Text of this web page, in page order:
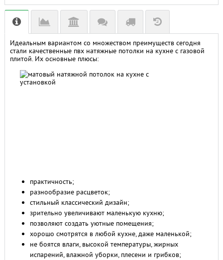
Идеальным вариантом со множеством преимуществ сегодня
стали качественные пвх натяжные потолки на кухне с газовой
плитой. Их основные плюсы:
практичность;
разнообразие расцветок;
стильный классический дизайн;
зрительно увеличивают маленькую кухню;
позволяют создать уютные помещения;
хорошо смотрятся в любой кухне, даже маленькой;
не боятся влаги, высокой температуры, жирных
испарений, влажной уборки, плесени и грибков;